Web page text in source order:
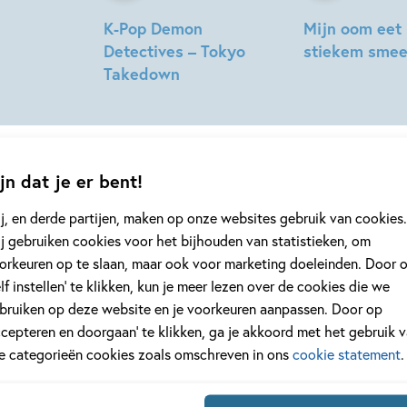
dat je er bent!
en derde partijen, maken op onze websites gebruik van cookies.
gebruiken cookies voor het bijhouden van statistieken, om
op te slaan, maar ook voor marketing doeleinden. Door
instellen’ te klikken, kun je meer lezen over de cookies die we
op deze website en je voorkeuren aanpassen. Door op
en doorgaan’ te klikken, ga je akkoord met het gebruik
categorieën cookies zoals omschreven in onscookie statement.
K-Pop Demon
Detectives – Tokyo
Takedown
Deutsch,
Katie
Jennings
Campbell
Mijn oom eet
stiekem
Jeska
enkel kinderboek of nieuwtje meer
je in voor onze nieuwsbrief
elke twee weken nieuws, kinderboekentips en inspiratie!